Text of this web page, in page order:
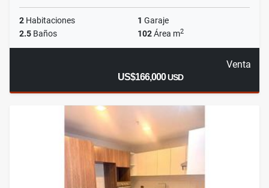
2 Habitaciones 1 Garaje
2.5 Baños 102Área m2
Venta
US$166,000USD